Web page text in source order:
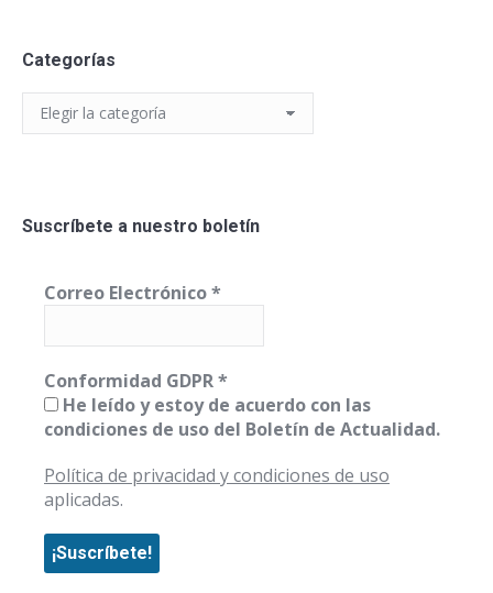
Categorías
Categorías
Suscríbete a nuestro boletín
Correo Electrónico*
Conformidad GDPR*
He leído y estoy de acuerdo con las
condiciones de uso del Boletín de Actualidad.
Política de privacidad y condiciones de uso
aplicadas.